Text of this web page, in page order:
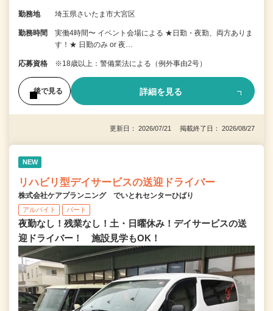
勤務地 埼玉県さいたま市大宮区
勤務時間
実働4時間〜 イベント会場による ★日勤・夜勤、両方ありま
す！★ 日勤のみ or 夜…
応募資格 ※18歳以上：警備業法による（例外事由2号）
後で見る 詳細を見る
更新日： 2026/07/21 掲載終了日： 2026/08/27
NEW
リハビリ型デイサービスの送迎ドライバー
株式会社ケアプランニング でいとれセンターひばり
アルバイト パート
夜勤なし！残業なし！土・日曜休み！デイサービスの送
迎ドライバー！ 施設見学もOK！